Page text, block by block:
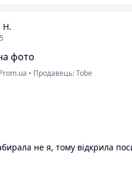
Н.
фото
• Продавець: Tobe
не я, тому відкрила